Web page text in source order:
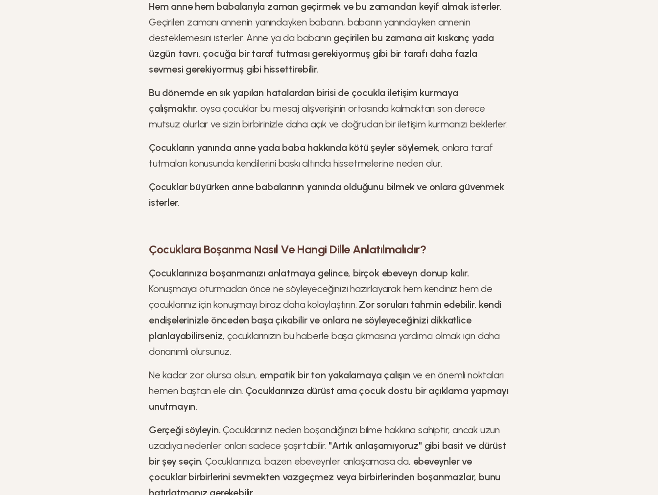
Hem anne hem babalarıyla zaman geçirmek ve bu zamandan keyif almak isterler.
Geçirilen zamanı annenin yanındayken babanın, babanın yanındayken annenin
desteklemesini isterler. Anne ya da babanın geçirilen bu zamana ait kıskanç yada
üzgün tavrı, çocuğa bir taraf tutması gerekiyormuş gibi bir tarafı daha fazla
sevmesi gerekiyormuş gibi hissettirebilir.
Bu dönemde en sık yapılan hatalardan birisi de çocukla iletişim kurmaya
çalışmaktır, oysa çocuklar bu mesaj alışverişinin ortasında kalmaktan son derece
mutsuz olurlar ve sizin birbirinizle daha açık ve doğrudan bir iletişim kurmanızı beklerler.
Çocukların yanında anne yada baba hakkında kötü şeyler söylemek, onlara taraf
tutmaları konusunda kendilerini baskı altında hissetmelerine neden olur.
Çocuklar büyürken anne babalarının yanında olduğunu bilmek ve onlara güvenmek
isterler.
Çocuklara Boşanma Nasıl Ve Hangi Dille Anlatılmalıdır?
Çocuklarınıza boşanmanızı anlatmaya gelince, birçok ebeveyn donup kalır.
Konuşmaya oturmadan önce ne söyleyeceğinizi hazırlayarak hem kendiniz hem de
çocuklarınız için konuşmayı biraz daha kolaylaştırın. Zor soruları tahmin edebilir, kendi
endişelerinizle önceden başa çıkabilir ve onlara ne söyleyeceğinizi dikkatlice
planlayabilirseniz, çocuklarınızın bu haberle başa çıkmasına yardımcı olmak için daha
donanımlı olursunuz.
Ne kadar zor olursa olsun, empatik bir ton yakalamaya çalışın ve en önemli noktaları
hemen baştan ele alın. Çocuklarınıza dürüst ama çocuk dostu bir açıklama yapmayı
unutmayın.
Gerçeği söyleyin. Çocuklarınız neden boşandığınızı bilme hakkına sahiptir, ancak uzun
uzadıya nedenler onları sadece şaşırtabilir. "Artık anlaşamıyoruz" gibi basit ve dürüst
bir şey seçin. Çocuklarınıza, bazen ebeveynler anlaşamasa da, ebeveynler ve
çocuklar birbirlerini sevmekten vazgeçmez veya birbirlerinden boşanmazlar, bunu
hatırlatmanız gerekebilir.